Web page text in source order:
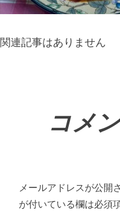
関連記事はありません
コメ
メールアドレスが公開
が付いている欄は必須